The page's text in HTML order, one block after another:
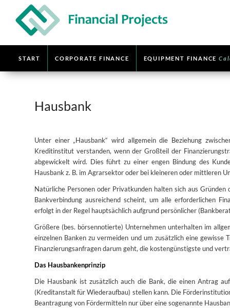
START CORPORATE FINANCE EQUIPMENT FINANCE
Hausbank
Unter einer „Hausbank“ wird allgemein die Beziehung
Kreditinstitut verstanden, wenn der Großteil der
abgewickelt wird. Dies führt zu einer engen Bindung des
Hausbank z. B. im Agrarsektor oder bei kleineren oder mittleren
Natürliche Personen oder Privatkunden halten sich aus
Bankverbindung ausreichend scheint, um alle erforderlichen
erfolgt in der Regel hauptsächlich aufgrund persönlicher
Größere (bes. börsennotierte) Unternehmen unterhalten im
einzelnen Banken zu vermeiden und um zusätzlich eine
Finanzierungsanfragen darum geht, die kostengünstigste und
Das Hausbankenprinzip
Die Hausbank ist zusätzlich auch die Bank, die einen Antrag
(Kreditanstalt für Wiederaufbau) stellen kann. Die
Beantragung von Fördermitteln nur über eine sogenannte